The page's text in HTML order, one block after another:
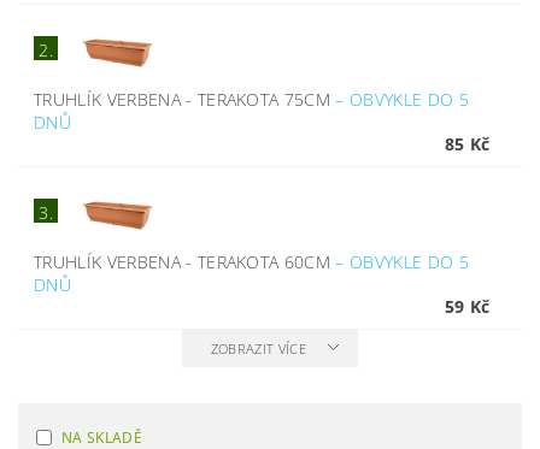
2.
TRUHLÍK VERBENA - TERAKOTA 75CM– OBVYKLE DO 5
DNŮ
85 Kč
3.
TRUHLÍK VERBENA - TERAKOTA 60CM– OBVYKLE DO 5
DNŮ
59 Kč
ZOBRAZIT VÍCE
NA SKLADĚ